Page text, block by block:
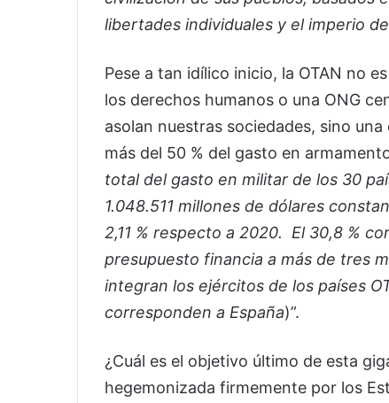
libertades individuales y el imperio
Pese a tan idílico inicio, la OTAN no
los derechos humanos o una ONG
asolan nuestras sociedades, sino
más del 50 % del gasto en
total del gasto en militar de los 30
1.048.511 millones de dólares
2,11 % respecto a 2020. El 30,8 %
presupuesto financia a más de tres
integran los ejércitos de los países
corresponden a España)”.
¿Cuál es el objetivo último de esta
hegemonizada firmemente por los